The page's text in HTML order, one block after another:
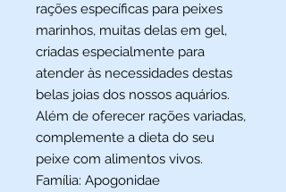
rações específicas para peixes
marinhos, muitas delas em gel,
criadas especialmente para
atender às necessidades destas
belas joias dos nossos aquários.
Além de oferecer rações variadas,
complemente a dieta do seu
peixe com alimentos vivos.
Família: Apogonidae